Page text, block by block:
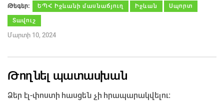
Թեգեր։ ԵՊՀ Իջևանի մասնաճյուղ Իջևան Սպորտ
Տավուշ
Մարտի 10, 2024
Թողնել պատասխան
Ձեր էլ-փոստի հասցեն չի հրապարակվելու։